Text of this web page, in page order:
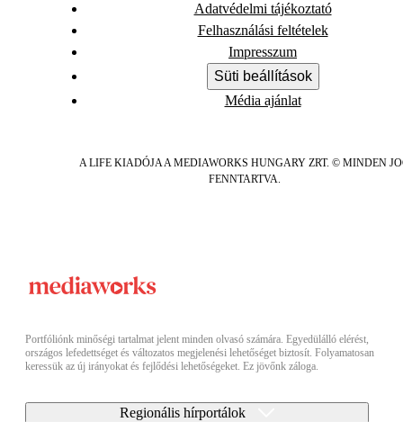
Adatvédelmi tájékoztató
Felhasználási feltételek
Impresszum
Süti beállítások
Média ajánlat
A LIFE KIADÓJA A MEDIAWORKS HUNGARY ZRT. © MINDEN
FENNTARTVA.
Portfóliónk minőségi tartalmat jelent minden olvasó számára. Egyedülálló elérést,
országos lefedettséget és változatos megjelenési lehetőséget biztosít. Folyamatosan
keressük az új irányokat és fejlődési lehetőségeket. Ez jövőnk záloga.
Regionális hírportálok